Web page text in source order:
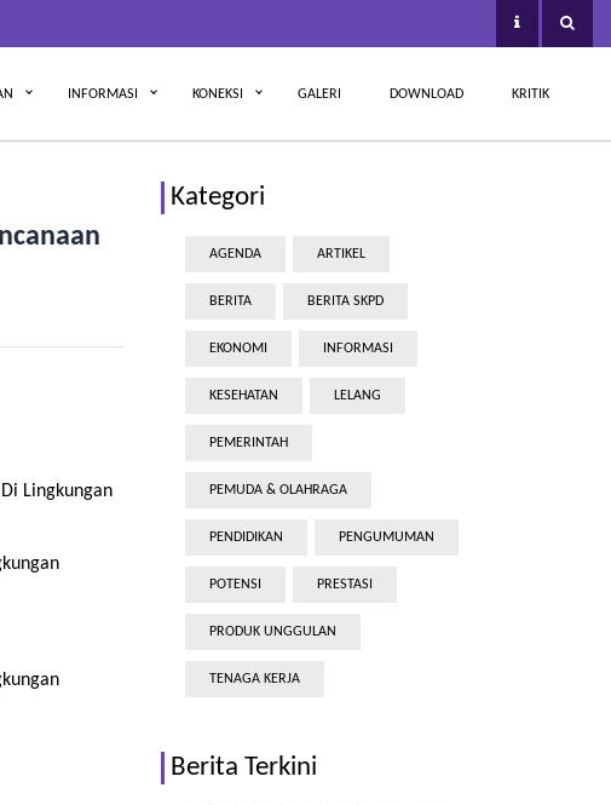
INFORMASI KONEKSI GALERI DOWNLOAD KRITIK
Lingkungan
Kategori
AGENDA ARTIKEL
BERITA BERITA SKPD
EKONOMI INFORMASI
KESEHATAN LELANG
PEMERINTAH
PEMUDA & OLAHRAGA
PENDIDIKAN PENGUMUMAN
POTENSI PRESTASI
PRODUK UNGGULAN
TENAGA KERJA
Berita Terkini